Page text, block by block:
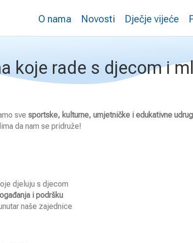
O nama Novosti Dječje vijeće
koje rade s djecom i
sve sportske, kulturne, umjetničke i edukativne
da nam se pridruže!
djeluju s djecom
i podršku
naše zajednice